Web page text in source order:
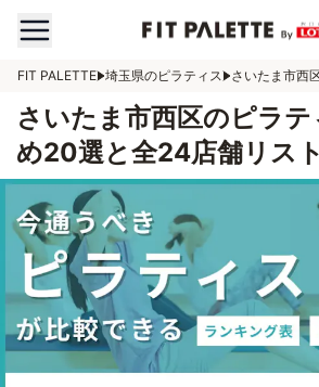
FIT PALETTE 埼玉県のピラティス さいたま市西
さいたま市西区のピラ
め20選と全24店舗リスト